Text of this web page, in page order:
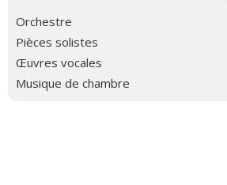
Orchestre
Pièces solistes
Œuvres vocales
Musique de chambre